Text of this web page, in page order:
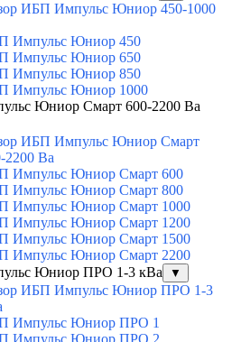
ИБП Импульс Юниор 450-1000
Импульс Юниор 450
Импульс Юниор 650
Импульс Юниор 850
Импульс Юниор 1000
Юниор Смарт 600-2200 Ва
ИБП Импульс Юниор Смарт
2200 Ва
Импульс Юниор Смарт 600
Импульс Юниор Смарт 800
Импульс Юниор Смарт 1000
Импульс Юниор Смарт 1200
Импульс Юниор Смарт 1500
Импульс Юниор Смарт 2200
Юниор ПРО 1-3 кВа
▼
ИБП Импульс Юниор ПРО 1-3
Импульс Юниор ПРО 1